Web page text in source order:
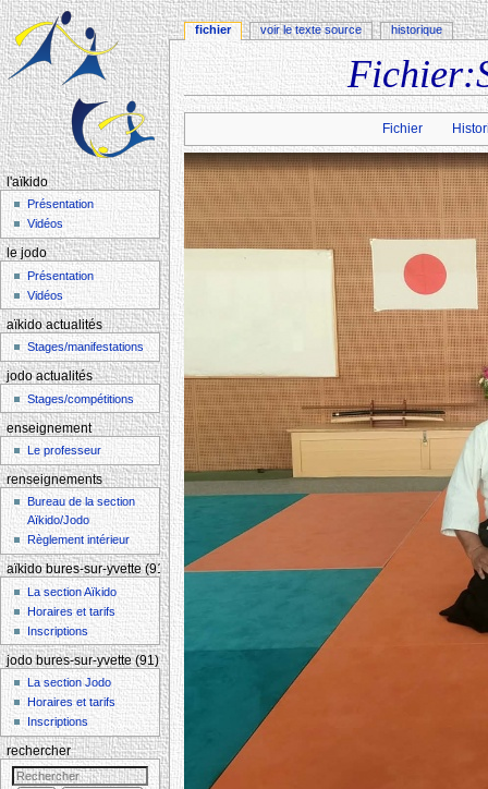
Aller à :navigation , rechercher
Fichier
fichier voir le texte source historique
l'aïkido
Présentation
Vidéos
le jodo
Présentation
Vidéos
aïkido actualités
Stages/manifestations
jodo actualités
Stages/compétitions
enseignement
Le professeur
renseignements
Bureau de la section
Aïkido/Jodo
Règlement intérieur
aïkido bures-sur-yvette (91)
La section Aïkido
Horaires et tarifs
Inscriptions
jodo bures-sur-yvette (91)
La section Jodo
Horaires et tarifs
Inscriptions
rechercher